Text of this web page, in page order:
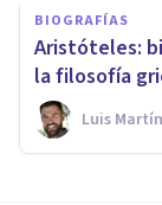
BIOGRAFÍAS
Aristóteles:
la filosofía
Luis